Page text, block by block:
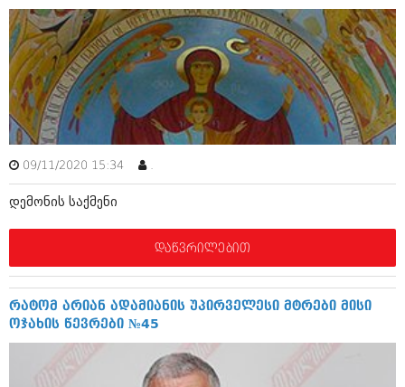
ნოემბერი 2017 (212)
ოქტომბერი 2017 (231)
სექტემბერი 2017 (261)
აგვისტო 2017 (212)
ივლისი 2017 (233)
ივნისი 2017 (265)
მაისი 2017 (216)
აპრილი 2017 (220)
მარტი 2017 (212)
თებერვალი 2017 (205)
იანვარი 2017 (246)
ოქტომბერი 2016 (257)
აგვისტო 2016 (258)
ივლისი 2016 (211)
ივნისი 2016 (221)
მაისი 2016 (261)
აპრილი 2016 (215)
მარტი 2016 (200)
09/11/2020 15:34 .
დემონის საქმენი
დაწვრილებით
რატომ არიან ადამიანის უპირველესი მტრები მისი
ოჯახის წევრები №45